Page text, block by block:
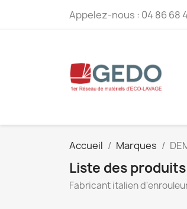
Appelez-nous : 04 86 68
Accueil Marques
Liste des
Fabricant italien